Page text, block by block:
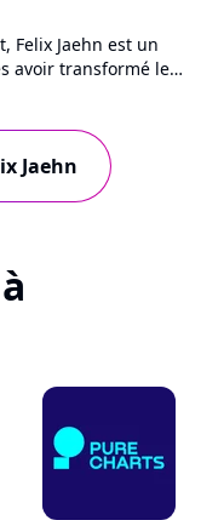
Felix Jaehn est un
avoir transformé le
tube planétaire, le
Jaehn